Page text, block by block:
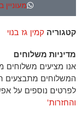
קטגוריה קמין גז בנוי
מדיניות משלוחים
אנו מציעים משלוחים
המשלוחים מתבצעים
לפרטים נוספים על
והחזרות'